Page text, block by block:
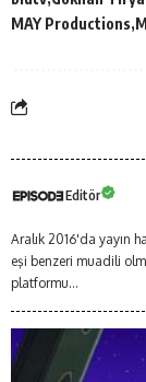
MAY Productions
Editör
Aralık 2016'da yayın
eşi benzeri muadili
platformu...